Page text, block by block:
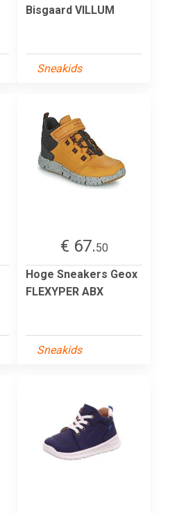
Bisgaard VILLUM
Sneakids
€ 67.50
Hoge Sneakers Geox
FLEXYPER ABX
Sneakids